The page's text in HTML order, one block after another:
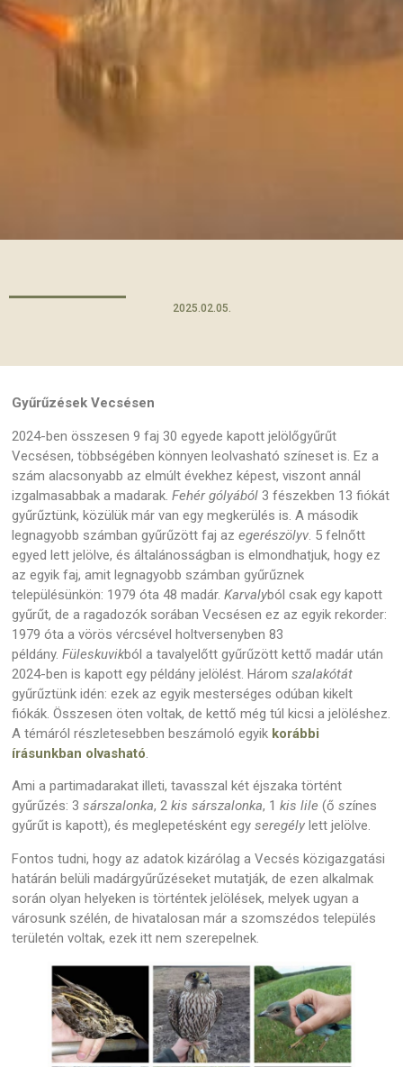
2025.02.05.
Gyűrűzések Vecsésen
2024-ben összesen 9 faj 30 egyede kapott jelölőgyűrűt
Vecsésen, többségében könnyen leolvasható színeset is. Ez a
szám alacsonyabb az elmúlt évekhez képest, viszont annál
izgalmasabbak a madarak. Fehér gólyából 3 fészekben 13 fiókát
gyűrűztünk, közülük már van egy megkerülés is. A második
legnagyobb számban gyűrűzött faj az egerészölyv. 5 felnőtt
egyed lett jelölve, és általánosságban is elmondhatjuk, hogy ez
az egyik faj, amit legnagyobb számban gyűrűznek
településünkön: 1979 óta 48 madár. Karvalyból csak egy kapott
gyűrűt, de a ragadozók sorában Vecsésen ez az egyik rekorder:
1979 óta a vörös vércsével holtversenyben 83
példány. Füleskuvikból a tavalyelőtt gyűrűzött kettő madár után
2024-ben is kapott egy példány jelölést. Három szalakótát
gyűrűztünk idén: ezek az egyik mesterséges odúban kikelt
fiókák. Összesen öten voltak, de kettő még túl kicsi a jelöléshez.
A témáról részletesebben beszámoló egyik korábbi
írásunkban olvasható.
Ami a partimadarakat illeti, tavasszal két éjszaka történt
gyűrűzés: 3 sárszalonka, 2 kis sárszalonka, 1 kis lile (ő színes
gyűrűt is kapott), és meglepetésként egy seregély lett jelölve.
Fontos tudni, hogy az adatok kizárólag a Vecsés közigazgatási
határán belüli madárgyűrűzéseket mutatják, de ezen alkalmak
során olyan helyeken is történtek jelölések, melyek ugyan a
városunk szélén, de hivatalosan már a szomszédos település
területén voltak, ezek itt nem szerepelnek.